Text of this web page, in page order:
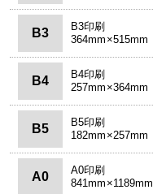
B3
B3印刷
364mm×515mm
B4
B4印刷
257mm×364mm
B5
B5印刷
182mm×257mm
A0
A0印刷
841mm×1189mm